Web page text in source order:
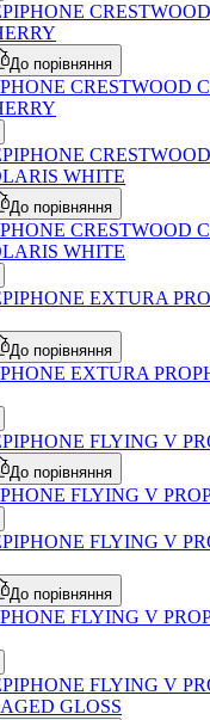
До порівняння
CRESTWOOD
До порівняння
CRESTWOOD
WHITE
До порівняння
EXTURA
До порівняння
FLYING V
До порівняння
FLYING V